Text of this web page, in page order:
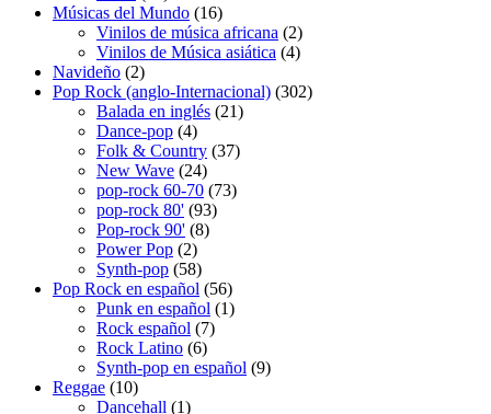
productos
Músicas del Mundo 1616
productos
Vinilos de música africana 22
productos
Vinilos de Música asiática 44
Navideño 22
productos
Pop Rock (anglo-Internacional) 302302
Balada en inglés 2121
Dance-pop 44
productos
Folk & Country 3737
New Wave 2424
productos
pop-rock 60-70 7373
pop-rock 80' 9393
Pop-rock 90' 88
Power Pop 22
productos
Synth-pop 5858
productos
Pop Rock en español 5656
productos
Punk en español 11
Rock español 77
Rock Latino 66
productos
Synth-pop en español 99
Reggae 1010
productos
Dancehall 11